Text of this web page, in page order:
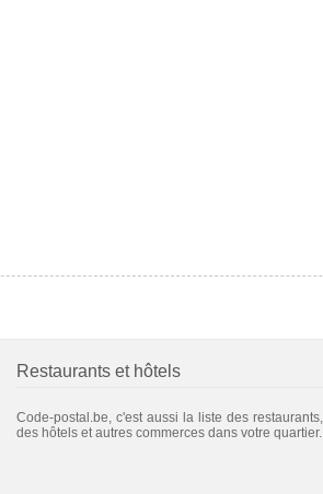
Restaurants et hôtels
Code-postal.be, c'est aussi la liste des restaurants,
des hôtels et autres commerces dans votre quartier.